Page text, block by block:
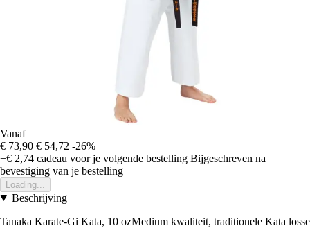
Vanaf
€ 73,90 € 54,72 -26%
+€ 2,74 cadeau voor je volgende bestelling Bijgeschreven na
bevestiging van je bestelling
Loading...
Beschrijving
Tanaka Karate-Gi Kata, 10 ozMedium kwaliteit, traditionele Kata losse